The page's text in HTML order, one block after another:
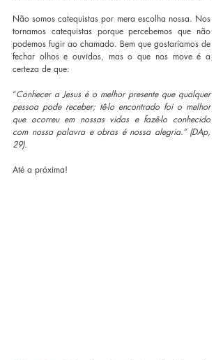
Não somos catequistas por mera escolha nossa. Nos
tornamos catequistas porque percebemos que não
podemos fugir ao chamado. Bem que gostaríamos de
fechar olhos e ouvidos, mas o que nos move é a
certeza de que:
“Conhecer a Jesus é o melhor presente que qualquer
pessoa pode receber; tê-lo encontrado foi o melhor
que ocorreu em nossas vidas e fazê-lo conhecido
com nossa palavra e obras é nossa alegria.” (DAp,
29).
Até a próxima!